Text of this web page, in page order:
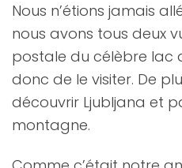
Nous n’étions jamais
nous avons tous deux
postale du célèbre lac
donc de le visiter. De
découvrir Ljubljana et
montagne.